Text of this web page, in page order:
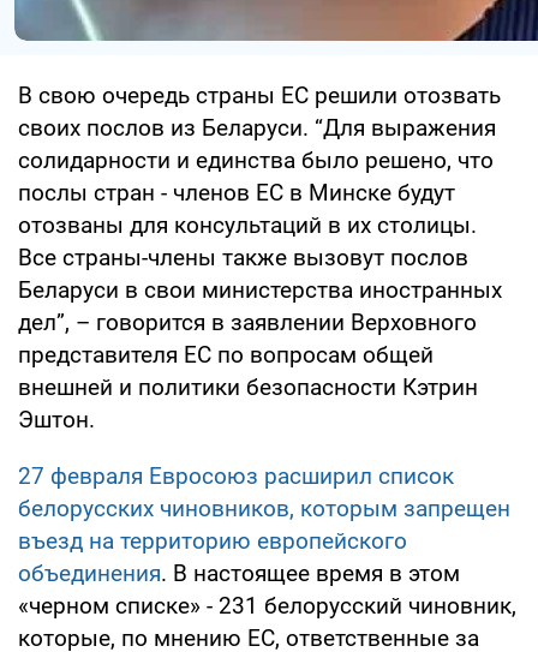
В свою очередь страны ЕС решили отозвать
своих послов из Беларуси. “Для выражения
солидарности и единства было решено, что
послы стран - членов ЕС в Минске будут
отозваны для консультаций в их столицы.
Все страны-члены также вызовут послов
Беларуси в свои министерства иностранных
дел”, – говорится в заявлении Верховного
представителя ЕС по вопросам общей
внешней и политики безопасности Кэтрин
Эштон.
27 февраля Евросоюз расширил список
белорусских чиновников, которым запрещен
въезд на территорию европейского
объединения. В настоящее время в этом
«черном списке» - 231 белорусский чиновник,
которые, по мнению ЕС, ответственные за